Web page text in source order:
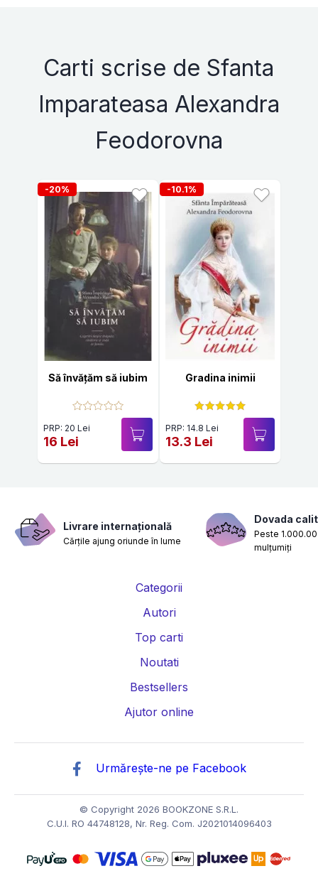
Carti scrise de Sfanta
Imparateasa Alexandra
Feodorovna
-20%
Să învățăm să iubim
PRP: 20 Lei
16 Lei
-10.1%
Gradina inimii
PRP: 14.8 Lei
13.3 Lei
Livrare internațională
Cărțile ajung oriunde în lume
Dovada
Peste
mulțumiți
Categorii
Autori
Top carti
Noutati
Bestsellers
Ajutor online
Urmărește-ne pe Facebook
© Copyright 2026 BOOKZONE S.R.L.
C.U.I. RO 44748128, Nr. Reg. Com. J2021014096403